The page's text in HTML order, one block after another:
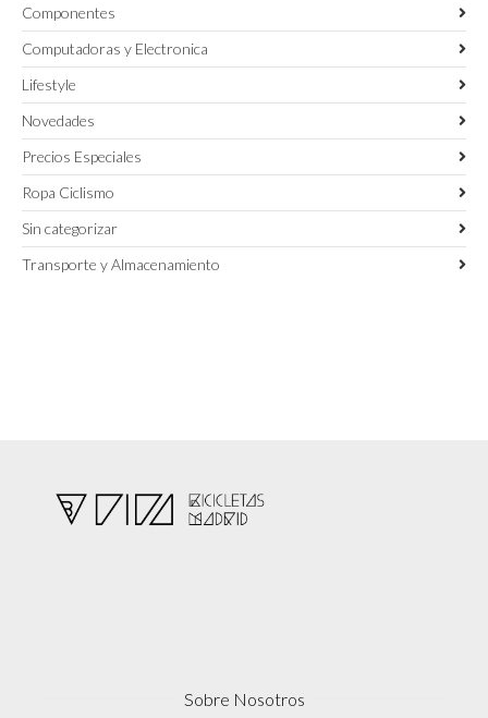
Componentes
Computadoras y Electronica
Lifestyle
Novedades
Precios Especiales
Ropa Ciclismo
Sin categorizar
Transporte y Almacenamiento
Sobre Nosotros